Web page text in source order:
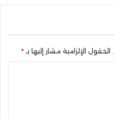
الحقول الإلزامية مشار إليها بـ *